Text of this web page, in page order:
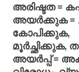
അരിഷ്ടത =
അയര്‍ക്കുക =
മൂര്‍ച്ഛിക്കുക,
അയര്‍പ്പ് =